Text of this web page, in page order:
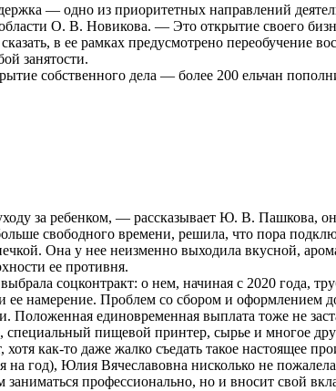
— одно из приоритетных направлений
О. В. Новикова. — Это открытие своего
в ее рамках предусмотрено переобучение
занятости.
собственного дела — более 200 ельчан
за ребенком, — рассказывает Ю. В. Пашкова,
свободного времени, решила, что пора
Она у нее неизменно выходила вкусной,
ее противня.
соцконтракт: о нем, начиная с 2020 года,
намерение. Проблем со сбором и оформлением
единовременная выплата тоже не
пищевой принтер, сырье и многое
как-то даже жалко съедать такое настоящее
на год), Юлия Вяче­славовна нисколько не
профессионально, но и вносит свой